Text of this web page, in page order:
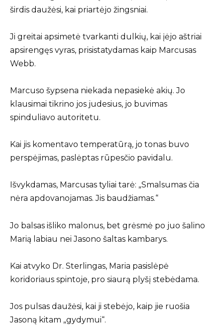
širdis daužėsi, kai priartėjo žingsniai.
Ji greitai apsimetė tvarkanti dulkių, kai įėjo aštriai
apsirengęs vyras, prisistatydamas kaip Marcusas
Webb.
Marcuso šypsena niekada nepasiekė akių. Jo
klausimai tikrino jos judesius, jo buvimas
spinduliavo autoritetu.
Kai jis komentavo temperatūrą, jo tonas buvo
perspėjimas, paslėptas rūpesčio pavidalu.
Išvykdamas, Marcusas tyliai tarė: „Smalsumas čia
nėra apdovanojamas. Jis baudžiamas.“
Jo balsas išliko malonus, bet grėsmė po juo šalino
Marią labiau nei Jasono šaltas kambarys.
Kai atvyko Dr. Sterlingas, Maria pasislėpė
koridoriaus spintoje, pro siaurą plyšį stebėdama.
Jos pulsas daužėsi, kai ji stebėjo, kaip jie ruošia
Jasoną kitam „gydymui“.